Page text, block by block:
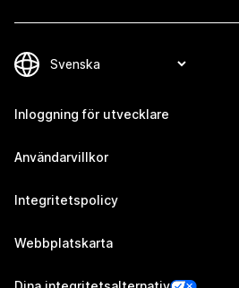
Inloggning för utvecklare
Användarvillkor
Integritetspolicy
Webbplatskarta